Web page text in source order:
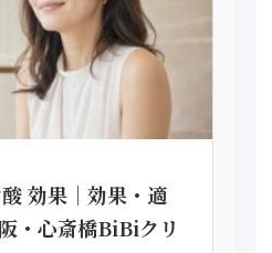
効果｜効果・適
・心斎橋BiBiクリ